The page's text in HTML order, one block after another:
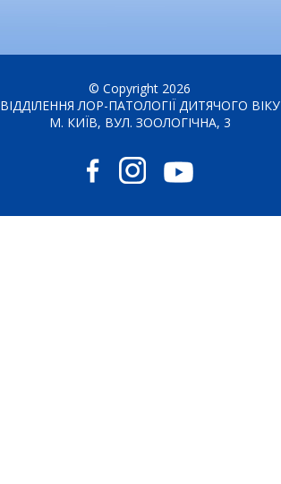
© Copyright 2026
ВІДДІЛЕННЯ ЛОР-ПАТОЛОГІЇ ДИТЯЧОГО ВІКУ
М. КИЇВ, ВУЛ. ЗООЛОГІЧНА, 3